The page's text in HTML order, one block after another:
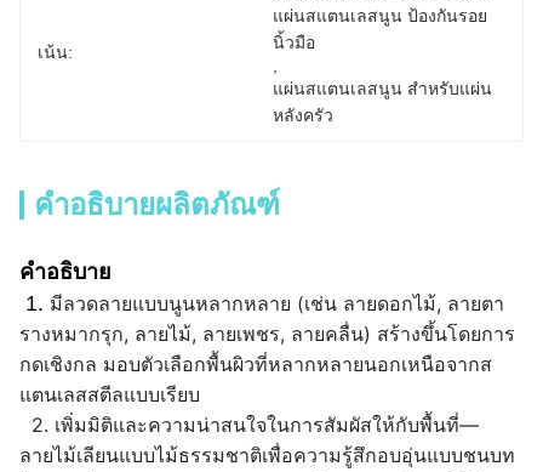
เน้น:
แผ่นสแตนเลสนูน ป้องกันรอย
นิ้วมือ
แผ่นสแตนเลสนูน สำหรับแผ่น
หลังครัว
คำอธิบายผลิตภัณฑ์
คำอธิบาย
1. มีลวดลายแบบนูนหลากหลาย (เช่น ลายดอกไม้, ลายตา
รางหมากรุก, ลายไม้, ลายเพชร, ลายคลื่น) สร้างขึ้นโดยการ
กดเชิงกล มอบตัวเลือกพื้นผิวที่หลากหลายนอกเหนือจากส
แตนเลสสตีลแบบเรียบ
2. เพิ่มมิติและความน่าสนใจในการสัมผัสให้กับพื้นที่—
ลายไม้เลียนแบบไม้ธรรมชาติเพื่อความรู้สึกอบอุ่นแบบชนบท